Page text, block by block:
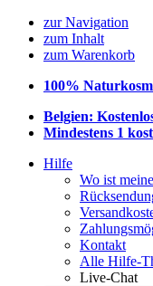
zur Navigation
zum Inhalt
zum Warenkorb
100%
Belgien:
Mindestens 1
Hilfe
Wo ist
Kontakt
Alle Hilfe-
Live-Chat